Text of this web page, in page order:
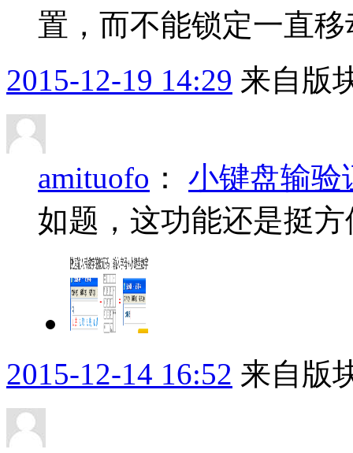
置，而不能锁定一直
2015-12-19 14:29 来自版
amituofo ： 小键盘输验
如题，这功能还是挺方
2015-12-14 16:52 来自版